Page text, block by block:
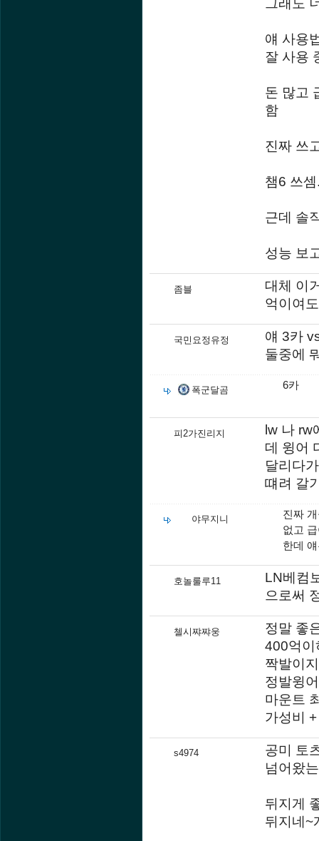
얘 사용
잘 사용
돈 많고
함
진짜 쓰
챔6 쓰
근데 솔
성능 보
좀블
대체 이
억이여
국민요정유정
얘 3카
둘중에
폭군달곰 6카
피2가진리지
lw 나 rw
데 윙어
달리다
떄려 갈
야무지니
진짜
없고
한데
호놀룰루11
LN베컴
으로써
첼시쨔쨔웅
정말 좋
400억이
짝발이
정발윙
마운트
가성비
s4974
공미 토
넘어왔
뒤지게
뒤지네~